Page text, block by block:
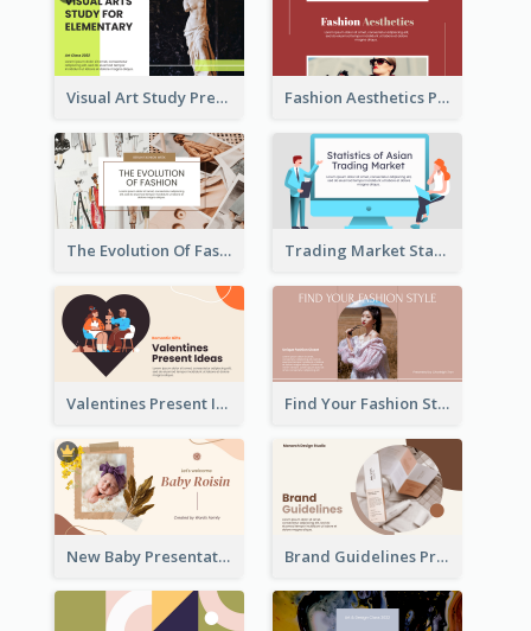
Visual Art Study Presentation Fashion Aesthetics Presentation
The Evolution Of Fashion Presentation Trading Market Statistics Presentation
Valentines Present Ideas Presentation Find Your Fashion Style Presentation
New Baby Presentation Brand Guidelines Presentation